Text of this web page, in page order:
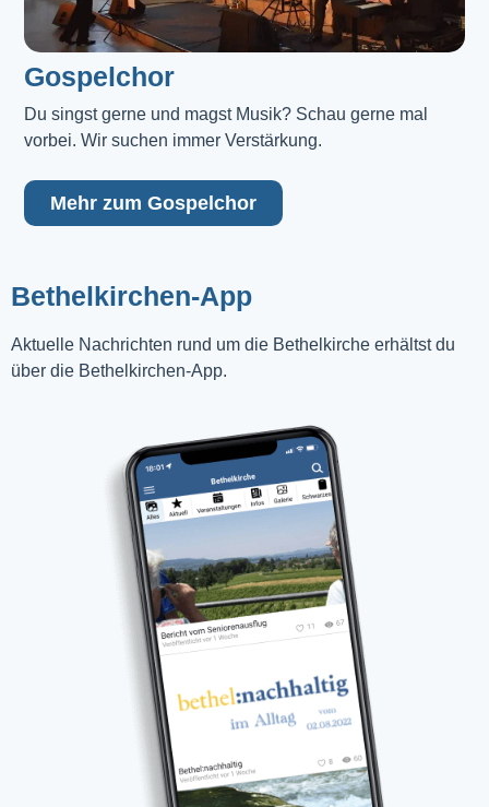
Gospelchor
Du singst gerne und magst Musik? Schau gerne mal
vorbei. Wir suchen immer Verstärkung.
Mehr zum Gospelchor
Bethelkirchen-App
Aktuelle Nachrichten rund um die Bethelkirche erhältst du
über die Bethelkirchen-App.